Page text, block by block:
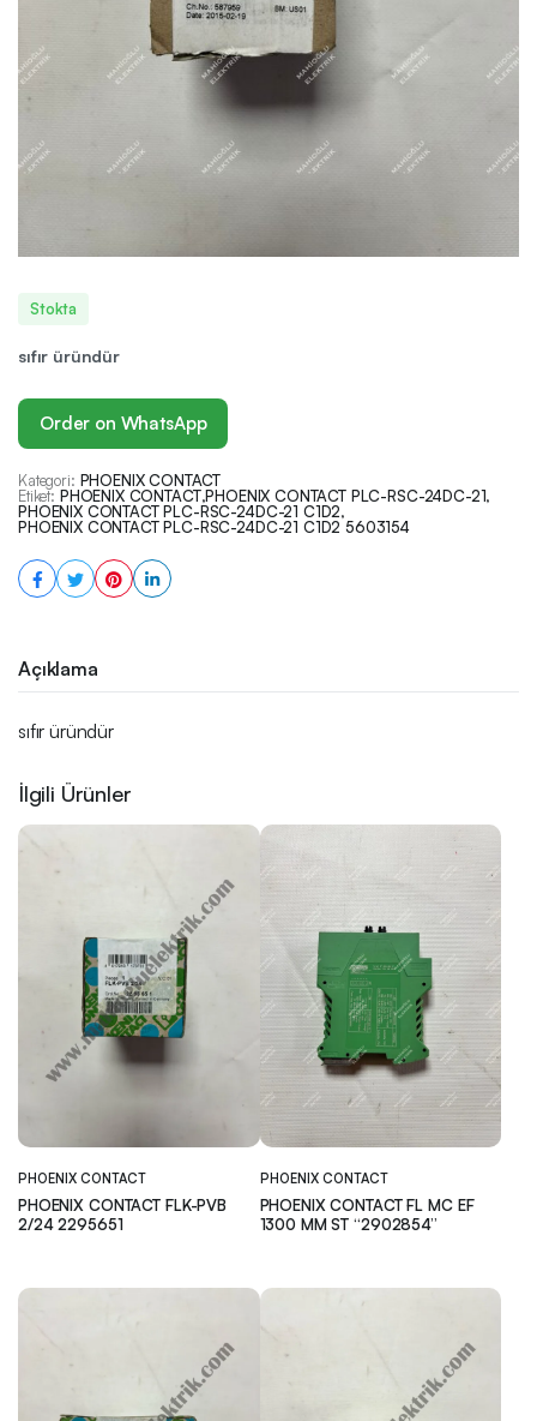
Stokta
sıfır üründür
Order on WhatsApp
Kategori: PHOENIX CONTACT
Etiket: PHOENIX CONTACT,PHOENIX CONTACT PLC-RSC-24DC-21,
PHOENIX CONTACT PLC-RSC-24DC-21 C1D2,
PHOENIX CONTACT PLC-RSC-24DC-21 C1D2 5603154
Açıklama
sıfır üründür
İlgili Ürünler
PHOENIX CONTACT
PHOENIX CONTACT FLK-PVB
2/24 2295651
PHOENIX CONTACT
PHOENIX CONTACT FL MC EF
1300 MM ST “2902854”